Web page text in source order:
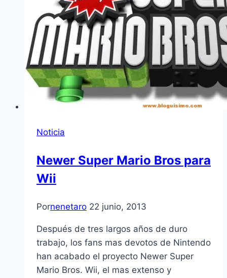
Noticia
Newer Super Mario Bros para
Wii
Pornenetaro 22 junio, 2013
Después de tres largos años de duro
trabajo, los fans mas devotos de Nintendo
han acabado el proyecto Newer Super
Mario Bros. Wii, el mas extenso y